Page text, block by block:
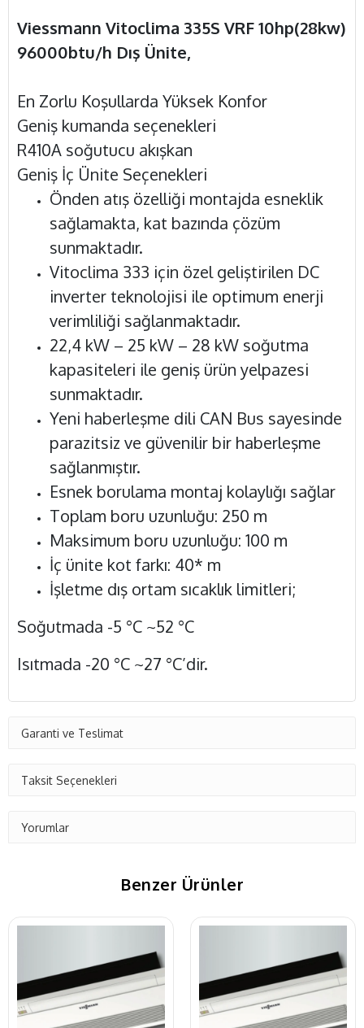
Viessmann Vitoclima 335S VRF 10hp(28kw)
96000btu/h Dış Ünite,
En Zorlu Koşullarda Yüksek Konfor
Geniş kumanda seçenekleri
R410A soğutucu akışkan
Geniş İç Ünite Seçenekleri
Önden atış özelliği montajda esneklik
sağlamakta, kat bazında çözüm
sunmaktadır.
Vitoclima 333 için özel geliştirilen DC
inverter teknolojisi ile optimum enerji
verimliliği sağlanmaktadır.
22,4 kW – 25 kW – 28 kW soğutma
kapasiteleri ile geniş ürün yelpazesi
sunmaktadır.
Yeni haberleşme dili CAN Bus sayesinde
parazitsiz ve güvenilir bir haberleşme
sağlanmıştır.
Esnek borulama montaj kolaylığı sağlar
Toplam boru uzunluğu: 250 m
Maksimum boru uzunluğu: 100 m
İç ünite kot farkı: 40* m
İşletme dış ortam sıcaklık limitleri;
Soğutmada -5 °C ~52 °C
Isıtmada -20 °C ~27 °C’dir.
Garanti ve Teslimat
Taksit Seçenekleri
Yorumlar
Benzer Ürünler